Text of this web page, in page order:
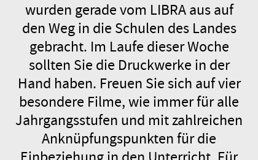
Schweiz 2026 / Spielfilm / 3.–5.
Jahrgangsstufe
Donnerstag, 10.12.26
09:00 – 10:25
ANMELDEN
KOSCHKA
Deutschland 2026 / Spielfilm / 1.–
3. Jahrgangsstufe
Donnerstag, 10.12.26
09:45 – 11:00
wurden gerade vom LIBRA aus auf
den Weg in die Schulen des Landes
gebracht. Im Laufe dieser Woche
sollten Sie die Druckwerke in der
Hand haben. Freuen Sie sich auf vier
besondere Filme, wie immer für alle
Jahrgangsstufen und mit zahlreichen
Anknüpfungspunkten für die